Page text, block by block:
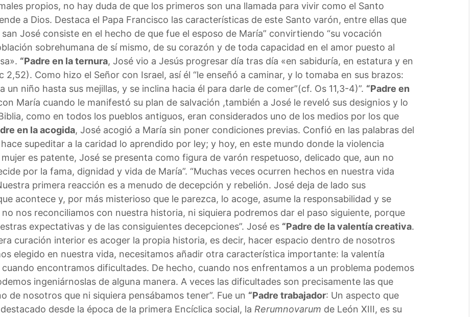
propios, no hay duda de que los primeros son una llamada para vivir como el Santo
a Dios. Destaca el Papa Francisco las características de este Santo varón, entre ellas que
José consiste en el hecho de que fue el esposo de María” convirtiendo “su vocación
sobrehumana de sí mismo, de su corazón y de toda capacidad en el amor puesto al
“Padre en la ternura, José vio a Jesús progresar día tras día «en sabiduría, en estatura y en
Como hizo el Señor con Israel, así él “le enseñó a caminar, y lo tomaba en sus brazos:
un niño hasta sus mejillas, y se inclina hacia él para darle de comer”(cf. Os 11,3-4)”. “Padre en
María cuando le manifestó su plan de salvación ,también a José le reveló sus designios y lo
como en todos los pueblos antiguos, eran considerados uno de los medios por los que
en la acogida, José acogió a María sin poner condiciones previas. Confió en las palabras del
supeditar a la caridad lo aprendido por ley; y hoy, en este mundo donde la violencia
es patente, José se presenta como figura de varón respetuoso, delicado que, aun no
por la fama, dignidad y vida de María”. “Muchas veces ocurren hechos en nuestra vida
primera reacción es a menudo de decepción y rebelión. José deja de lado sus
acontece y, por más misterioso que le parezca, lo acoge, asume la responsabilidad y se
nos reconciliamos con nuestra historia, ni siquiera podremos dar el paso siguiente, porque
expectativas y de las consiguientes decepciones”. José es “Padre de la valentía creativa.
curación interior es acoger la propia historia, es decir, hacer espacio dentro de nosotros
elegido en nuestra vida, necesitamos añadir otra característica importante: la valentía
encontramos dificultades. De hecho, cuando nos enfrentamos a un problema podemos
ingeniárnoslas de alguna manera. A veces las dificultades son precisamente las que
de nosotros que ni siquiera pensábamos tener”. Fue un “Padre trabajador: Un aspecto que
desde la época de la primera Encíclica social, la Rerumnovarum de León XIII, es su